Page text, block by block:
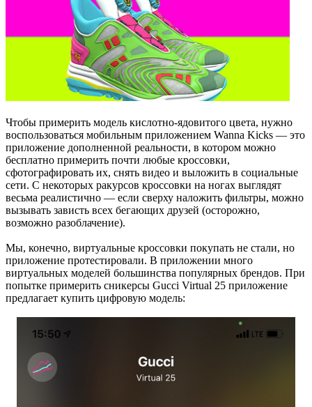
Чтобы примерить модель кислотно-ядовитого цвета, нужно
воспользоваться мобильным приложением Wanna Kicks — это
приложение дополненной реальности, в котором можно
бесплатно примерить почти любые кроссовки,
сфотографировать их, снять видео и выложить в социальные
сети. С некоторых ракурсов кроссовки на ногах выглядят
весьма реалистично — если сверху наложить фильтры, можно
вызывать зависть всех бегающих друзей (осторожно,
возможно разоблачение).
Мы, конечно, виртуальные кроссовки покупать не стали, но
приложение протестировали. В приложении много
виртуальных моделей большинства популярных брендов. При
попытке примерить сникерсы Gucci Virtual 25 приложение
предлагает купить цифровую модель: